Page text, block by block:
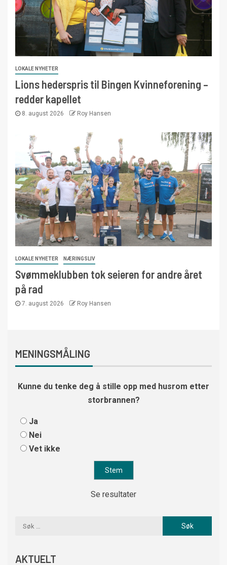
LOKALE NYHETER
Lions hederspris til Bingen Kvinneforening –
redder kapellet
8. august 2026 Roy Hansen
LOKALE NYHETER NÆRINGSLIV
Svømmeklubben tok seieren for andre året
på rad
7. august 2026 Roy Hansen
MENINGSMÅLING
Kunne du tenke deg å stille opp med husrom etter
storbrannen?
Ja
Nei
Vet ikke
Se resultater
AKTUELT